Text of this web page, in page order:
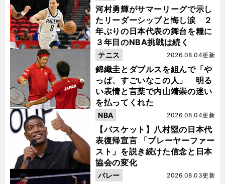
河村勇輝がサマーリーグで示し
たリーダーシップと悔し涙 ２
年ぶりの日本代表の舞台を糧に
３年目のNBA挑戦は続く
錦織圭とダブルスを組んで「や
っぱ、すごいなこの人」 明る
い表情と言葉で内山靖崇の迷い
を払ってくれた
2026.08.04更新
テニス
【バスケット】八村塁の日本代
表復帰宣言 「プレーヤーファー
スト」を説き続けた信念と日本
協会の変化
2026.08.04更新
NBA
2026.08.03更新
バレー